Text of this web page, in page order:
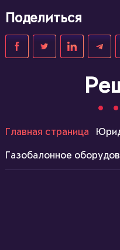
Поделиться
Главная страница
Газобалонное